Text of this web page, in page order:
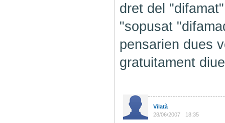
dret del
"sopusat
pensarien dues
gratuitament
Vilatà
28/06/2007
18:35